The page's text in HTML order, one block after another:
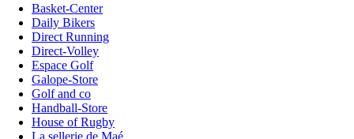
Basket-Center
Daily Bikers
Direct Running
Direct-Volley
Espace Golf
Galope-Store
Golf and co
Handball-Store
House of Rugby
La sellerie de Maé